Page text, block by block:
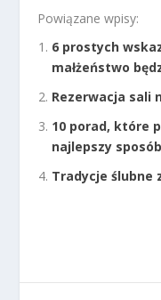
Powiązane wpisy:
6 prostych
małżeństwo
Rezerwacja sali
10 porad, które
najlepszy sposób
Tradycje ślubne